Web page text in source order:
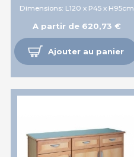
Dimensions: L120 x P45 x H95cm
A partir de 620,73 €
Ajouter au panier